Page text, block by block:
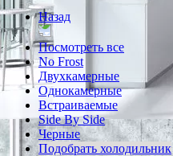
Назад
Посмотреть все
No Frost
Двухкамерные
Однокамерные
Встраиваемые
Side By Side
Черные
Подобрать холодильник